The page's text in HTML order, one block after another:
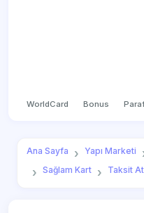
WorldCard Bonus
Ana Sayfa Yapı Marketi
Sağlam Kart
Taksit